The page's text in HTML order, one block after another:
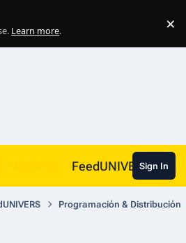
Learn more. ×
FeedUNIVERSSign In
Programación & Distribución